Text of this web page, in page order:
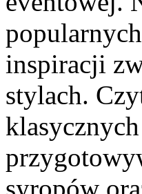
inspiracji
stylach.
syropów